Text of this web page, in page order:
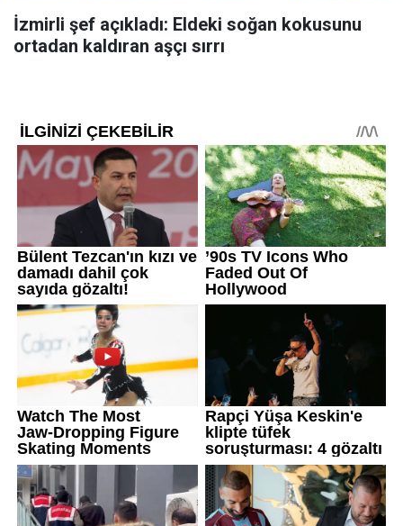
İzmirli şef açıkladı: Eldeki soğan kokusunu
ortadan kaldıran aşçı sırrı